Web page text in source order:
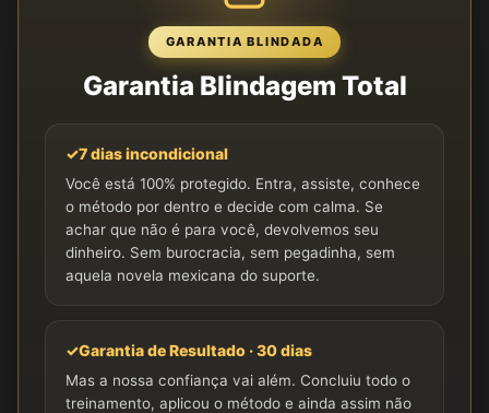
GARANTIA BLINDADA
Garantia Blindagem Total
✓7 dias incondicional
Você está 100% protegido. Entra, assiste, conhece
o método por dentro e decide com calma. Se
achar que não é para você, devolvemos seu
dinheiro. Sem burocracia, sem pegadinha, sem
aquela novela mexicana do suporte.
✓Garantia de Resultado · 30 dias
Mas a nossa confiança vai além. Concluiu todo o
treinamento, aplicou o método e ainda assim não